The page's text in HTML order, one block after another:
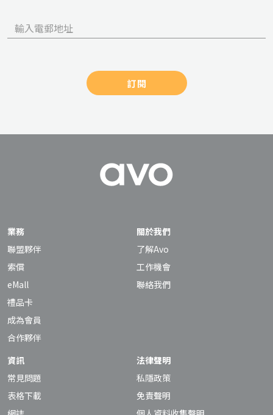
訂閱
業務
聯盟夥伴
索償
eMall
禮品卡
成為會員
合作夥伴
關於我們
了解Avo
工作機會
聯絡我們
資訊
常見問題
表格下載
法律聲明
私隱政策
免責聲明